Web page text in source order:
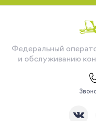
Федеральный
и обслуживанию